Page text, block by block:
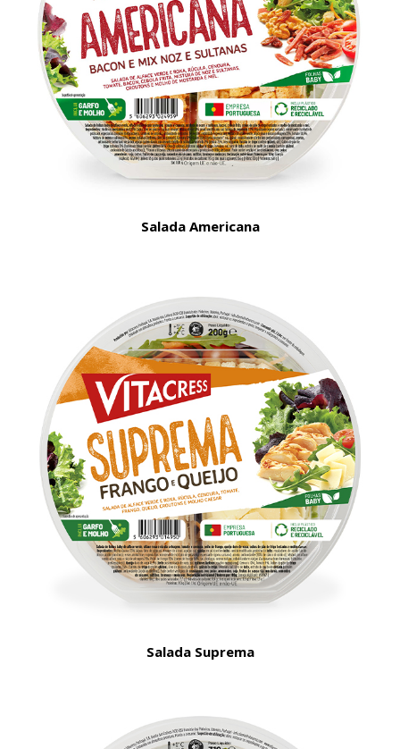
Salada Americana
Salada Suprema